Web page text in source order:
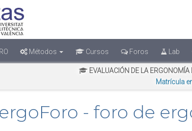
Métodos Cursos Foros Lab
EVALUACIÓN DE LA
Matrícula
- foro de